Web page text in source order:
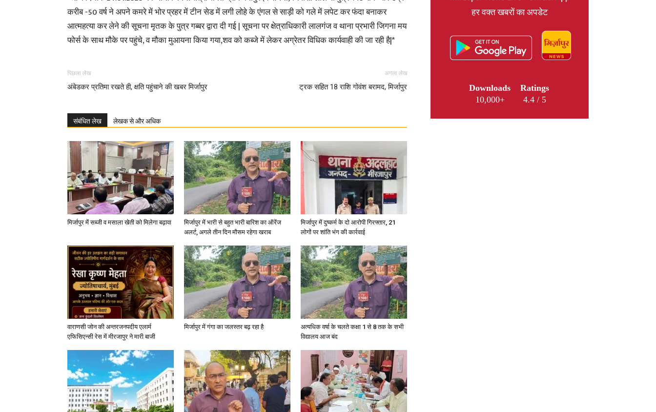
News
in
Hindi,
Today
करीब -50 वर्ष ने अपने कमरे में भोर प्रहर में टीन सेड में लगी लोहे के एंगल से साड़ी को गले में लपेट कर फंदा बनाकर
आत्महत्या कर लेने की सूचना मृतक के पुत्र गब्बर द्वारा दी गई | सूचना पर क्षेत्राधिकारी लालगंज व थाना प्रभारी जिगना मय
फोर्स के साथ मौके पर पहुंचे, व मौका मुआयना किया गया,शव को कब्जे में लेकर अग्रेतर विधिक कार्यवाही की जा रही है|*
पिछला लेख
अंबेडकर प्रतिमा रखते ही, क्षति पहुंचाने की खबर मिर्जापुर
अगला लेख
ट्रक सहित 18 राशि गोवंश बरामद, मिर्जापुर
संबंधित लेख लेखक से और अधिक
मिर्जापुर में सब्जी व मसाला खेती को मिलेगा बढ़ावा
मिर्जापुर में भारी से बहुत भारी बारिश का ऑरेंज
अलर्ट, अगले तीन दिन मौसम रहेगा खराब
मिर्जापुर में दुष्कर्म के दो आरोपी गिरफ्तार, 21
लोगों पर शांति भंग की कार्रवाई
वाराणसी जोन की अन्तरजनपदीय एलार्म
एफिसिएन्सी रेस में मीरजापुर ने मारी बाजी
मिर्जापुर में गंगा का जलस्तर बढ़ रहा है
अत्यधिक वर्षा के चलते कक्षा 1 से 8 तक के सभी
विद्यालय आज बंद
हर वक्त खबरों का अपडेट
Downloads
10,000+
Ratings
4.4 / 5